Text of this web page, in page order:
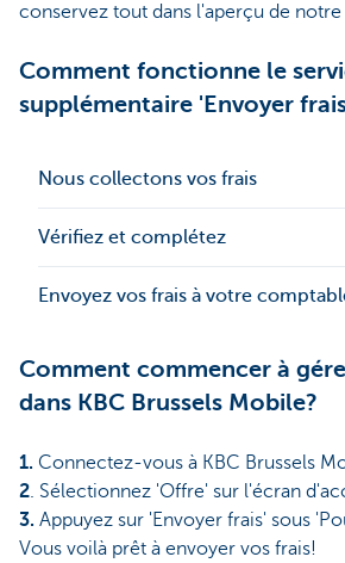
conservez tout dans l'aperçu de
Comment fonctionne le
supplémentaire 'Envoyer
Nous collectons vos frais
Vérifiez et complétez
Envoyez vos frais à votre
Comment commencer à
dans KBC Brussels Mobile?
1. Connectez-vous à KBC Brussels
2. Sélectionnez 'Offre' sur l'écran
3. Appuyez sur 'Envoyer frais' sous
Vous voilà prêt à envoyer vos frais!